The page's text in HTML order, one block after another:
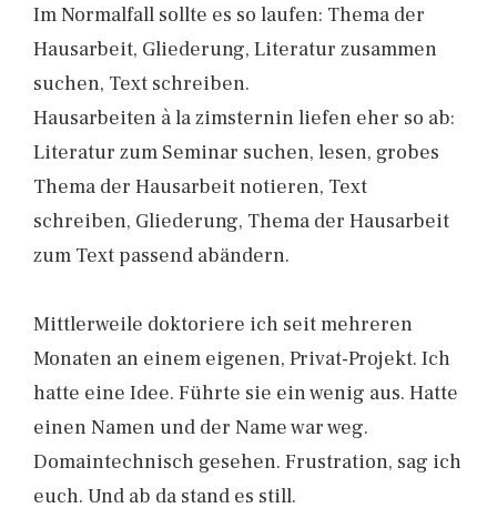
Im Normalfall sollte es so laufen: Thema der
Hausarbeit, Gliederung, Literatur zusammen
suchen, Text schreiben.
Hausarbeiten à la zimsternin liefen eher so ab:
Literatur zum Seminar suchen, lesen, grobes
Thema der Hausarbeit notieren, Text
schreiben, Gliederung, Thema der Hausarbeit
zum Text passend abändern.
Mittlerweile doktoriere ich seit mehreren
Monaten an einem eigenen, Privat-Projekt. Ich
hatte eine Idee. Führte sie ein wenig aus. Hatte
einen Namen und der Name war weg.
Domaintechnisch gesehen. Frustration, sag ich
euch. Und ab da stand es still.